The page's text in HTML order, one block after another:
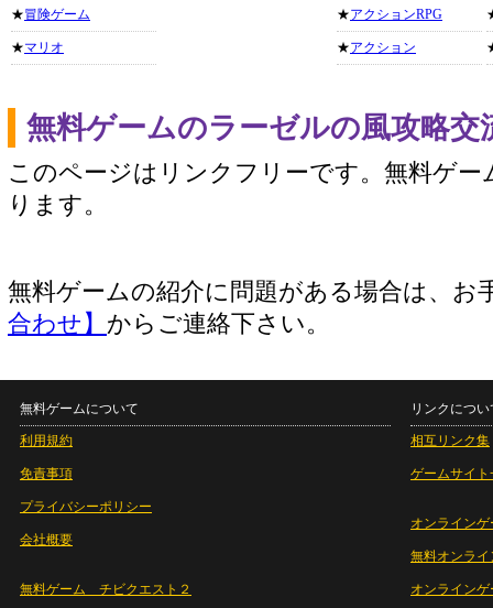
★冒険ゲーム
★マリオ
★アクションRPG
★アクション
無料ゲームのラーゼルの風攻略交
このページはリンクフリーです。無料ゲー
ります。
無料ゲームの紹介に問題がある場合は、お
合わせ】 からご連絡下さい。
無料ゲームについて
利用規約
免責事項
プライバシーポリシー
会社概要
無料ゲーム チビクエスト２
リンクについ
相互リンク集
ゲームサイト
オンラインゲ
無料オンライ
オンライン